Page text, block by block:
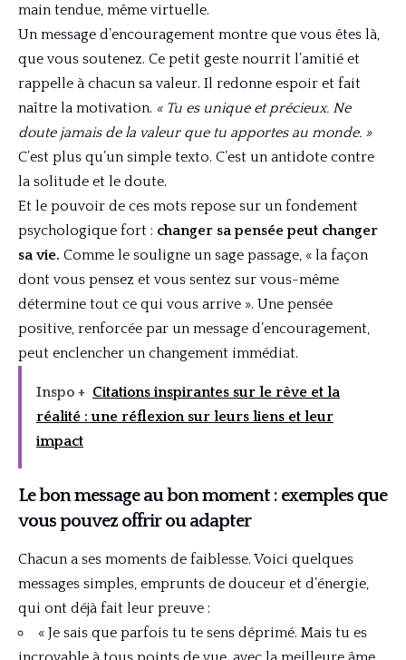
main tendue, même virtuelle.
Un message d’encouragement montre que vous êtes là,
que vous soutenez. Ce petit geste nourrit l’amitié et
rappelle à chacun sa valeur. Il redonne espoir et fait
naître la motivation. « Tu es unique et précieux. Ne
doute jamais de la valeur que tu apportes au monde. »
C’est plus qu’un simple texto. C’est un antidote contre
la solitude et le doute.
Et le pouvoir de ces mots repose sur un fondement
psychologique fort : changer sa pensée peut changer
sa vie. Comme le souligne un sage passage, « la façon
dont vous pensez et vous sentez sur vous-même
détermine tout ce qui vous arrive ». Une pensée
positive, renforcée par un message d’encouragement,
peut enclencher un changement immédiat.
Inspo + Citations inspirantes sur le rêve et la
réalité : une réflexion sur leurs liens et leur
impact
Le bon message au bon moment : exemples que
vous pouvez offrir ou adapter
Chacun a ses moments de faiblesse. Voici quelques
messages simples, emprunts de douceur et d’énergie,
qui ont déjà fait leur preuve :
« Je sais que parfois tu te sens déprimé. Mais tu es